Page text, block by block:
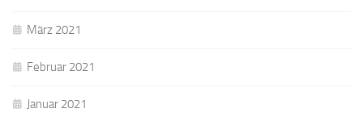
März 2021
Februar 2021
Januar 2021